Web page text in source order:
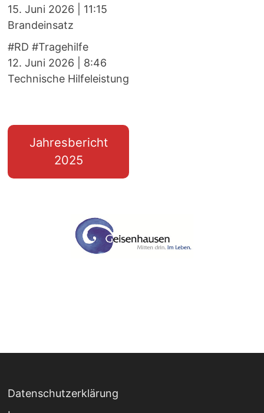
15. Juni 2026
11:15
Brandeinsatz
#RD #Tragehilfe
12. Juni 2026
8:46
Technische Hilfeleistung
Jahresbericht
2025
Datenschutzerklärung